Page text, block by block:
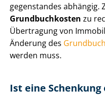
ge­gen­stan­des abhängig.
Grundbuchkosten zu
Übertragung von
Änderung des
werden muss.
Ist eine